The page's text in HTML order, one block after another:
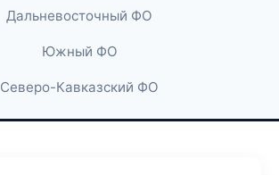
Дальневосточный ФО
Южный ФО
Северо-Кавказский ФО